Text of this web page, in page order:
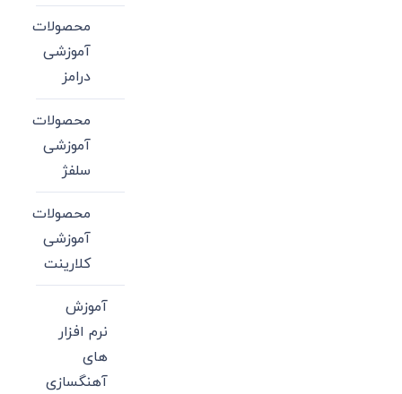
محصولات
آموزشی
درامز
محصولات
آموزشی
سلفژ
محصولات
آموزشی
کلارینت
آموزش
نرم افزار
های
آهنگسازی